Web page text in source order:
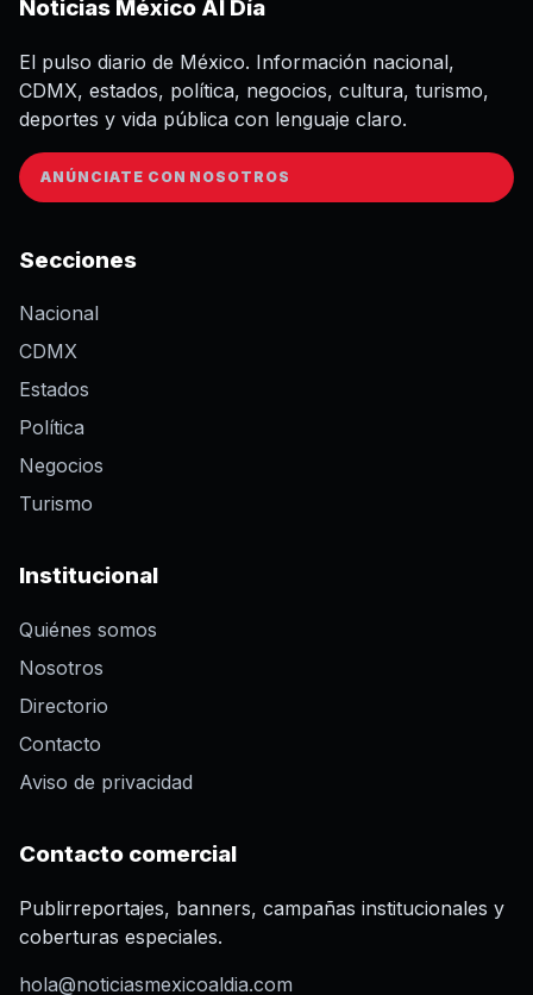
Noticias México Al Día
El pulso diario de México. Información nacional,
CDMX, estados, política, negocios, cultura, turismo,
deportes y vida pública con lenguaje claro.
ANÚNCIATE CON NOSOTROS
Secciones
Nacional
CDMX
Estados
Política
Negocios
Turismo
Institucional
Quiénes somos
Nosotros
Directorio
Contacto
Aviso de privacidad
Contacto comercial
Publirreportajes, banners, campañas institucionales y
coberturas especiales.
hola@noticiasmexicoaldia.com